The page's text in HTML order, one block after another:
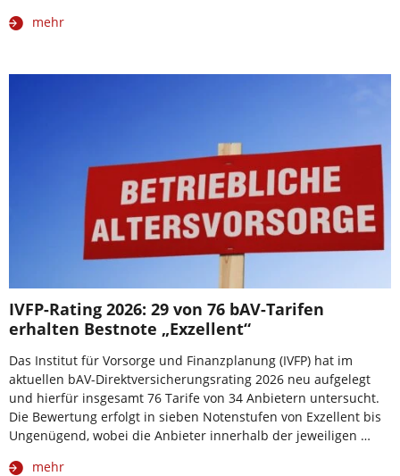
mehr
IVFP-Rating 2026: 29 von 76 bAV-Tarifen
erhalten Bestnote „Exzellent“
Das Institut für Vorsorge und Finanzplanung (IVFP) hat im
aktuellen bAV-Direktversicherungsrating 2026 neu aufgelegt
und hierfür insgesamt 76 Tarife von 34 Anbietern untersucht.
Die Bewertung erfolgt in sieben Notenstufen von Exzellent bis
Ungenügend, wobei die Anbieter innerhalb der jeweiligen …
mehr